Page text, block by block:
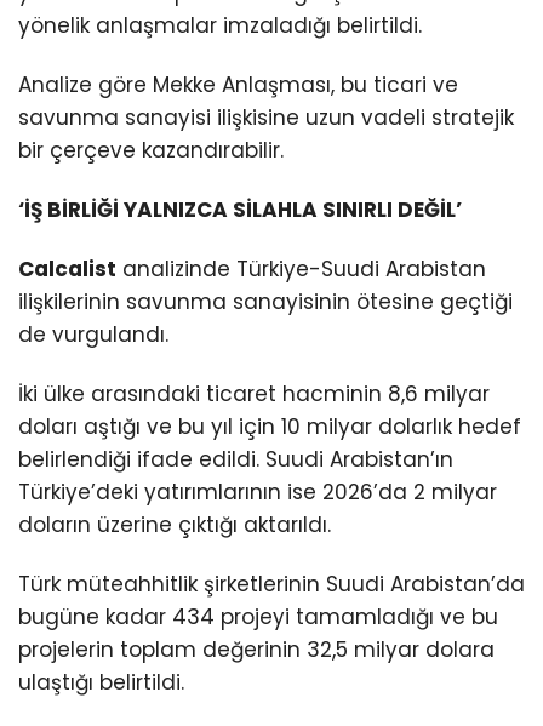
yönelik anlaşmalar imzaladığı belirtildi.
Analize göre Mekke Anlaşması, bu ticari ve
savunma sanayisi ilişkisine uzun vadeli stratejik
bir çerçeve kazandırabilir.
‘İŞ BİRLİĞİ YALNIZCA SİLAHLA SINIRLI DEĞİL’
Calcalist analizinde Türkiye-Suudi Arabistan
ilişkilerinin savunma sanayisinin ötesine geçtiği
de vurgulandı.
İki ülke arasındaki ticaret hacminin 8,6 milyar
doları aştığı ve bu yıl için 10 milyar dolarlık hedef
belirlendiği ifade edildi. Suudi Arabistan’ın
Türkiye’deki yatırımlarının ise 2026’da 2 milyar
doların üzerine çıktığı aktarıldı.
Türk müteahhitlik şirketlerinin Suudi Arabistan’da
bugüne kadar 434 projeyi tamamladığı ve bu
projelerin toplam değerinin 32,5 milyar dolara
ulaştığı belirtildi.